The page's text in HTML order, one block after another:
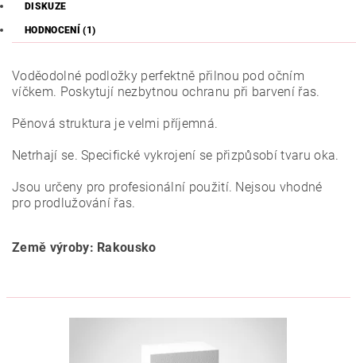
DISKUZE
HODNOCENÍ (1)
Voděodolné podložky perfektně přilnou pod očním
víčkem. Poskytují nezbytnou ochranu při barvení řas.
Pěnová struktura je velmi příjemná.
Netrhají se. Specifické vykrojení se přizpůsobí tvaru oka.
Jsou určeny pro profesionální použití. Nejsou vhodné
pro prodlužování řas.
Země výroby: Rakousko